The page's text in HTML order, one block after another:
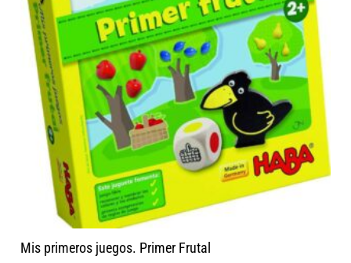
Mis primeros juegos. Primer Frutal